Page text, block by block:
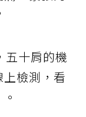
五十肩的機
檢測，看